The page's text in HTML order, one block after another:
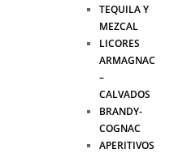
TEQUILA Y
MEZCAL
LICORES
ARMAGNAC
–
CALVADOS
BRANDY-
COGNAC
APERITIVOS